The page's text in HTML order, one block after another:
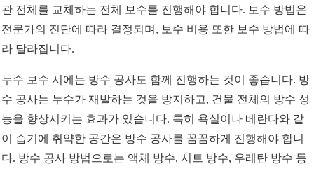
관 전체를 교체하는 전체 보수를 진행해야 합니다. 보수 방법은
전문가의 진단에 따라 결정되며, 보수 비용 또한 보수 방법에 따
라 달라집니다.
누수 보수 시에는 방수 공사도 함께 진행하는 것이 좋습니다. 방
수 공사는 누수가 재발하는 것을 방지하고, 건물 전체의 방수 성
능을 향상시키는 효과가 있습니다. 특히 욕실이나 베란다와 같
이 습기에 취약한 공간은 방수 공사를 꼼꼼하게 진행해야 합니
다. 방수 공사 방법으로는 액체 방수, 시트 방수, 우레탄 방수 등